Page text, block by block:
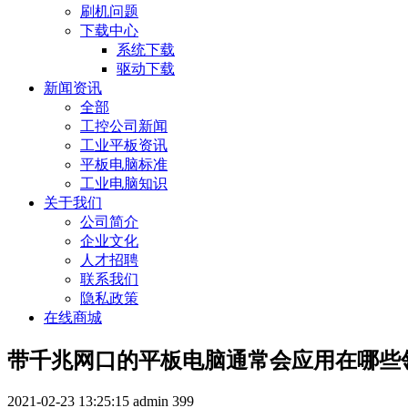
刷机问题
下载中心
系统下载
驱动下载
新闻资讯
全部
工控公司新闻
工业平板资讯
平板电脑标准
工业电脑知识
关于我们
公司简介
企业文化
人才招聘
联系我们
隐私政策
在线商城
带千兆网口的平板电脑通常会应用在哪些
2021-02-23 13:25:15 admin 399